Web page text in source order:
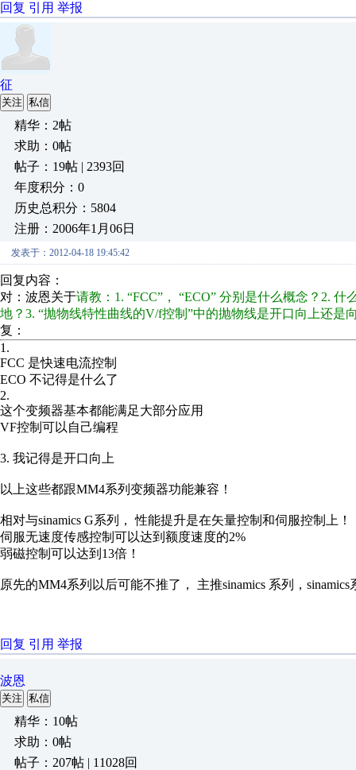
回复 引用 举报
征
关注 私信
精华：2帖
求助：0帖
帖子：19帖 | 2393回
年度积分：0
历史总积分：5804
注册：2006年1月06日
发表于：2012-04-18 19:45:42
回复内容：
对：波恩关于请教：1. “FCC”， “ECO” 分别是什么概念？2.
地？3. “抛物线特性曲线的V/f控制”中的抛物线是开口向上还
复：
1.
FCC 是快速电流控制
ECO 不记得是什么了
2.
这个变频器基本都能满足大部分应用
VF控制可以自己编程
3. 我记得是开口向上
以上这些都跟MM4系列变频器功能兼容！
相对与sinamics G系列， 性能提升是在矢量控制和伺服控制上！
伺服无速度传感控制可以达到额度速度的2%
弱磁控制可以达到13倍！
原先的MM4系列以后可能不推了， 主推sinamics 系列，
回复 引用 举报
波恩
关注 私信
精华：10帖
求助：0帖
帖子：207帖 | 11028回